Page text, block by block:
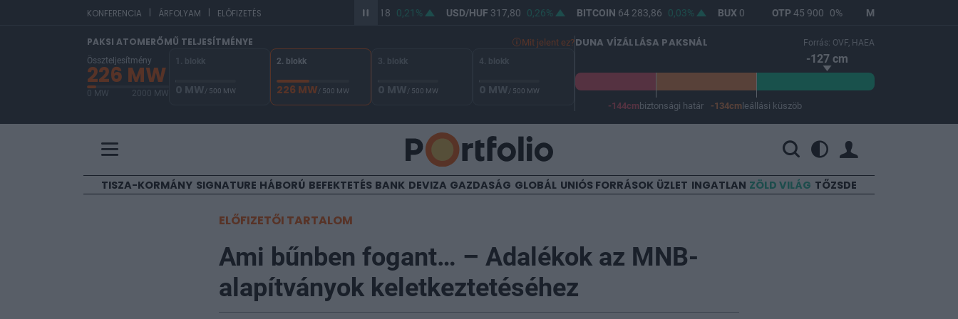
KONFERENCIA | ÁRFOLYAM | ELŐFIZETÉS 366,18 0,21% USD/HUF317,80 0,26% BITCOIN 64 283,86 0,03% BUX0 OTP45 900 0% MOL
PAKSI ATOMERŐMŰ TELJESÍTMÉNYE Mit jelent ez?
Összteljesítmény
226 MW
0 MW 2000 MW
1. blokk
0 MW/ 500 MW
2. blokk
226 MW/ 500 MW
3. blokk
0 MW/ 500 MW
4. blokk
0 MW/ 500 MW
DUNA VÍZÁLLÁSA PAKSNÁL Forrás: OVF, HAEA
-127 cm
-144cm biztonsági határ -134cm leállási küszöb
TISZA-KORMÁNY SIGNATURE HÁBORÚ BEFEKTETÉS BANK DEVIZA GAZDASÁG GLOBÁL UNIÓS FORRÁSOK ÜZLET INGATLAN ZÖLD VILÁG TŐZSDE
ELŐFIZETŐI TARTALOM
Ami bűnben fogant… – Adalékok az MNB-
alapítványok keletkeztetéséhez